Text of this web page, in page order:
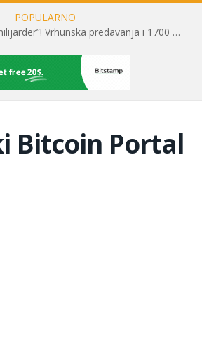
POPULARNO
Toni Milun postao “milijarder”! Vrhunska predavanja i 1700 posjetitelja obilježili su mjesec financijske pismenosti
Bitcoin Portal